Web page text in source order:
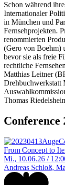
Schon während
Internationaler
in München und
Fernsehprojekten.
renommierten
(Gero von Boehm)
bevor sie als freie
rechtliche
Matthias Leitner
Drehbuchwerkstatt
Thomas
Conference
From Concept to
Mi., 10.06.26 /
Andreas Schloß,